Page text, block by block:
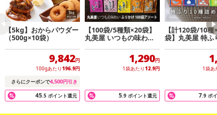
【5kg】おからパウダー
（500g×10袋）
9,842円
100gあたり 196.9円
さらにクーポンで4,500円引き
45.5 ポイント還元
【100袋/5種類×20袋】
丸美屋 いつもの味わい
1,290円
1袋あたり 12.9円
5.9 ポイント還元
【計120袋/10種
袋】丸美屋 特ふ
1袋あ
7.9 ポ